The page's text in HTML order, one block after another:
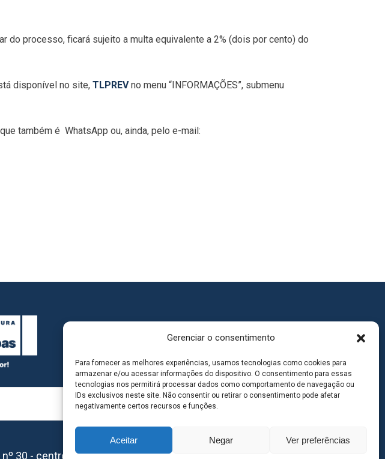
Gerenciar o consentimento
Para fornecer as melhores experiências, usamos tecnologias como cookies para
armazenar e/ou acessar informações do dispositivo. O consentimento para essas
tecnologias nos permitirá processar dados como comportamento de navegação ou
IDs exclusivos neste site. Não consentir ou retirar o consentimento pode afetar
negativamente certos recursos e funções.
Aceitar Negar Ver preferências
processo, ficará sujeito a multa equivalente a 2% (dois por cento) do
disponível no site, TLPREVno menu “INFORMAÇÕES”, submenu
também é WhatsApp ou, ainda, pelo e-mail:
30 - centro - Três Lagoas MS | Contato: 67 98139-3237